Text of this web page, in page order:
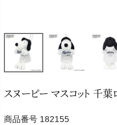
スヌーピー マスコット 千葉
商品番号 182155